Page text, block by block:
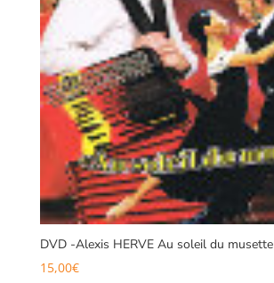
DVD -Alexis HERVE Au soleil du musette
15,00€